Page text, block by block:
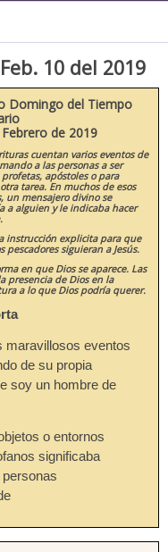
10 del 2019
Domingo del Tiempo
de 2019
cuentan varios eventos de
a las personas a ser
apóstoles o para
tarea. En muchos de esos
un mensajero divino se
a alguien y le indicaba hacer
instrucción explicita para que
pescadores siguieran a Jesús.
en que Dios se aparece. Las
presencia de Dios en la
a lo que Dios podría querer.
maravillosos eventos
de su propia
soy un hombre de
o entornos
significaba